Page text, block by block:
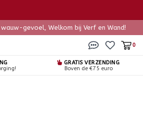
wauw-gevoel, Welkom bij Verf en Wand!
0
GRATIS VERZENDING
Boven de €75 euro